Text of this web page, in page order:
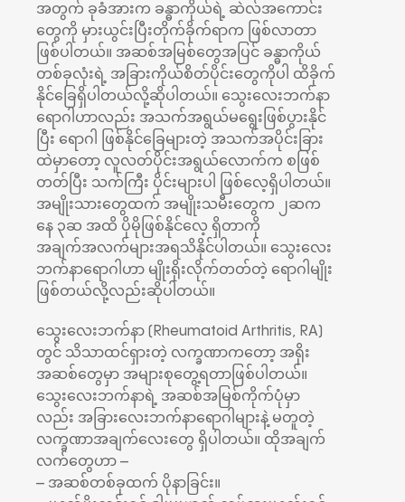
အတွက် ခုခံအားက ခန္ဓာကိုယ်ရဲ့ ဆဲလ်အကောင်း
တွေကို မှားယွင်းပြီးတိုက်ခိုက်ရာက ဖြစ်လာတာ
ဖြစ်ပါတယ်။ အဆစ်အမြစ်တွေအပြင် ခန္ဓာကိုယ်
တစ်ခုလုံးရဲ့ အခြားကိုယ်စိတ်ပိုင်းတွေကိုပါ ထိခိုက်
နိုင်ခြေရှိပါတယ်လို့ဆိုပါတယ်။ သွေးလေးဘက်နာ
ရောဂါဟာလည်း အသက်အရွယ်မရွေးဖြစ်ပွားနိုင်
ပြီး ရောဂါ ဖြစ်နိုင်ခြေများတဲ့ အသက်အပိုင်းခြား
ထဲမှာတော့ လူလတ်ပိုင်းအရွယ်လောက်က စဖြစ်
တတ်ပြီး သက်ကြီး ပိုင်းများပါ ဖြစ်လေ့ရှိပါတယ်။
အမျိုးသားတွေထက် အမျိုးသမီးတွေက ၂ဆက
နေ ၃ဆ အထိ ပိုမိုဖြစ်နိုင်လေ့ ရှိတာကို
အချက်အလက်များအရသိနိုင်ပါတယ်။ သွေးလေး
ဘက်နာရောဂါဟာ မျိုးရိုးလိုက်တတ်တဲ့ ရောဂါမျိုး
ဖြစ်တယ်လို့လည်းဆိုပါတယ်။
သွေးလေးဘက်နာ (Rheumatoid Arthritis, RA)
တွင် သိသာထင်ရှားတဲ့ လက္ခဏာကတော့ အရိုး
အဆစ်တွေမှာ အများစုတွေ့ရတာဖြစ်ပါတယ်။
သွေးလေးဘက်နာရဲ့ အဆစ်အမြစ်ကိုက်ပုံမှာ
လည်း အခြားလေးဘက်နာရောဂါများနဲ့ မတူတဲ့
လက္ခဏာအချက်လေးတွေ ရှိပါတယ်။ ထိုအချက်
လက်တွေဟာ –
– အဆစ်တစ်ခုထက် ပိုနာခြင်း။